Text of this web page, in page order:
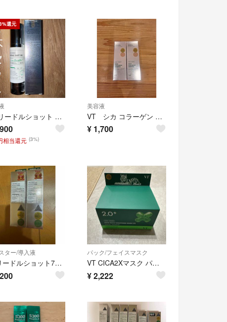
還元
VT リードルショット 300 50ml ２本 セット
相当還元 (3%)
美容液
VT シカ コラーゲン エッセンス 2本
¥ 1,700
ター/導入液
VTリードルショット700 シカ 30ml✖️2本セット
パック/フェイスマスク
VT CICA2Xマスク パック
¥2,222